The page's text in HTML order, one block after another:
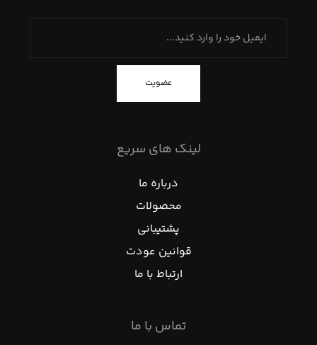
عضویت
لینک های سریع
درباره ما
محصولات
پشتیبانی
قوانین عودت
ارتباط با ما
تماس با ما